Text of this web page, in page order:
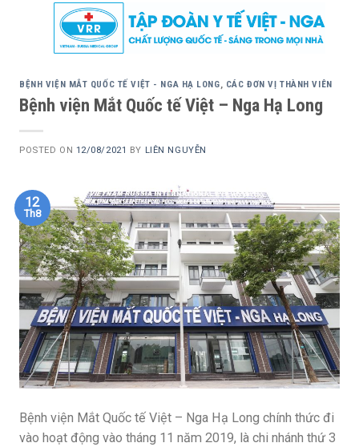
BỆNH VIỆN MẮT QUỐC TẾ VIỆT - NGA HẠ LONG, CÁC ĐƠN VỊ THÀNH VIÊN
Bệnh viện Mắt Quốc tế Việt – Nga Hạ Long
POSTED ON 12/08/2021 BY LIÊN NGUYỄN
12
Th8
Bệnh viện Mắt Quốc tế Việt – Nga Hạ Long chính thức đi
vào hoạt động vào tháng 11 năm 2019, là chi nhánh thứ 3